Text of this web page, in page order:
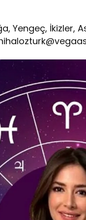
Yengeç, İkizler,